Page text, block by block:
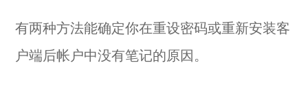
有两种方法能确定你在重设密码或重新安装客
户端后帐户中没有笔记的原因。